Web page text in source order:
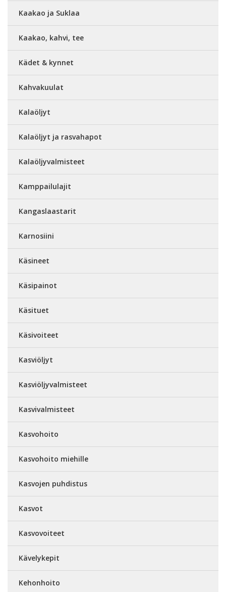
Kaakao ja Suklaa
Kaakao, kahvi, tee
Kädet & kynnet
Kahvakuulat
Kalaöljyt
Kalaöljyt ja rasvahapot
Kalaöljyvalmisteet
Kamppailulajit
Kangaslaastarit
Karnosiini
Käsineet
Käsipainot
Käsituet
Käsivoiteet
Kasviöljyt
Kasviöljyvalmisteet
Kasvivalmisteet
Kasvohoito
Kasvohoito miehille
Kasvojen puhdistus
Kasvot
Kasvovoiteet
Kävelykepit
Kehonhoito